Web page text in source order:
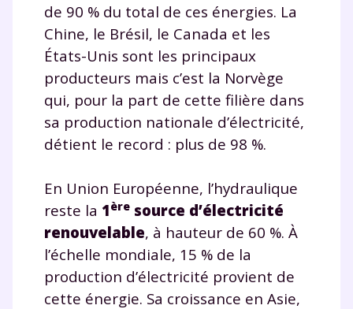
de 90 % du total de ces énergies. La
Chine, le Brésil, le Canada et les
États-Unis sont les principaux
producteurs mais c’est la Norvège
qui, pour la part de cette filière dans
sa production nationale d’électricité,
détient le record : plus de 98 %.
En Union Européenne, l’hydraulique
reste la 1ère source d’électricité
renouvelable, à hauteur de 60 %. À
l’échelle mondiale, 15 % de la
production d’électricité provient de
cette énergie. Sa croissance en Asie,